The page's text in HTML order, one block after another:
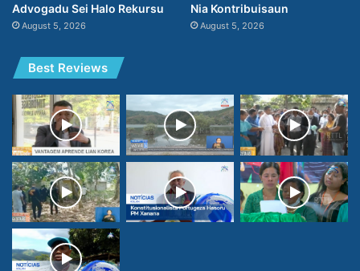
Advogadu Sei Halo Rekursu
August 5, 2026
Nia Kontribuisaun
August 5, 2026
Best Reviews